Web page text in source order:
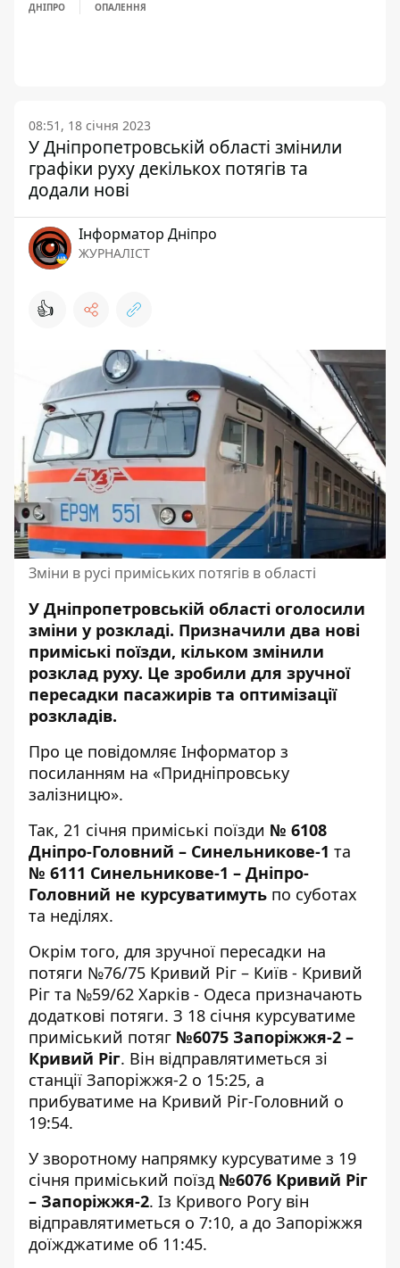
ДНІПРО ОПАЛЕННЯ
08:51, 18 січня 2023
У Дніпропетровській області змінили
графіки руху декількох потягів та
додали нові
Інформатор Дніпро
ЖУРНАЛІСТ
👍
Зміни в русі приміських потягів в області
У Дніпропетровській області оголосили
зміни у розкладі. Призначили два нові
приміські поїзди, кільком змінили
розклад руху. Це зробили для зручної
пересадки пасажирів та оптимізації
розкладів.
Про це повідомляє Інформатор з
посиланням на «Придніпровську
залізницю».
Так, 21 січня приміські поїзди № 6108
Дніпро-Головний – Синельникове-1 та
№ 6111 Синельникове-1 – Дніпро-
Головний не курсуватимуть по суботах
та неділях.
Окрім того, для зручної пересадки на
потяги №76/75 Кривий Ріг – Київ - Кривий
Ріг та №59/62 Харків - Одеса призначають
додаткові потяги. З 18 січня курсуватиме
приміський потяг №6075 Запоріжжя-2 –
Кривий Ріг. Він відправлятиметься зі
станції Запоріжжя-2 о 15:25, а
прибуватиме на Кривий Ріг-Головний о
19:54.
У зворотному напрямку курсуватиме з 19
січня приміський поїзд №6076 Кривий Ріг
– Запоріжжя-2. Із Кривого Рогу він
відправлятиметься о 7:10, а до Запоріжжя
доїжджатиме об 11:45.